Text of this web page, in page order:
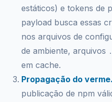
estáticos) e tokens de
payload busca essas
nos arquivos de
de ambiente, arquivos
em cache.
Propagação do verme.
publicação de npm